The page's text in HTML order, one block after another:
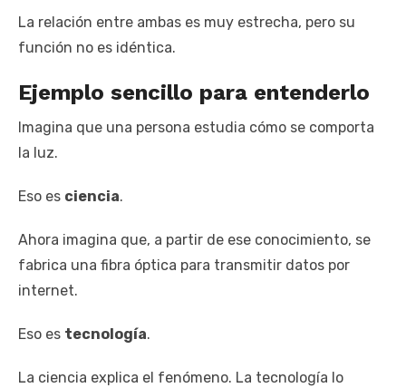
La relación entre ambas es muy estrecha, pero su
función no es idéntica.
Ejemplo sencillo para entenderlo
Imagina que una persona estudia cómo se comporta
la luz.
Eso es ciencia.
Ahora imagina que, a partir de ese conocimiento, se
fabrica una fibra óptica para transmitir datos por
internet.
Eso es tecnología.
La ciencia explica el fenómeno. La tecnología lo